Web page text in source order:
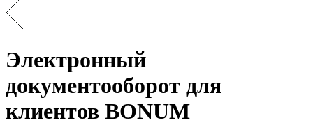
Электронный
документооборот для
клиентов BONUM